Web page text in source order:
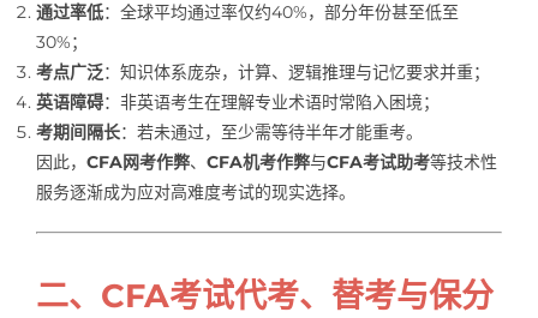
通过率低：全球平均通过率仅约40%，部分年份甚至低至
30%；
考点广泛：知识体系庞杂，计算、逻辑推理与记忆要求并重；
英语障碍：非英语考生在理解专业术语时常陷入困境；
考期间隔长：若未通过，至少需等待半年才能重考。
因此， CFA网考作弊、 CFA机考作弊与CFA考试助考等技术性
服务逐渐成为应对高难度考试的现实选择。
二、CFA考试代考、替考与保分